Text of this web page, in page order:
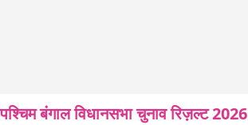
पश्चिम बंगाल विधानसभा चुनाव रिज़ल्ट 2026